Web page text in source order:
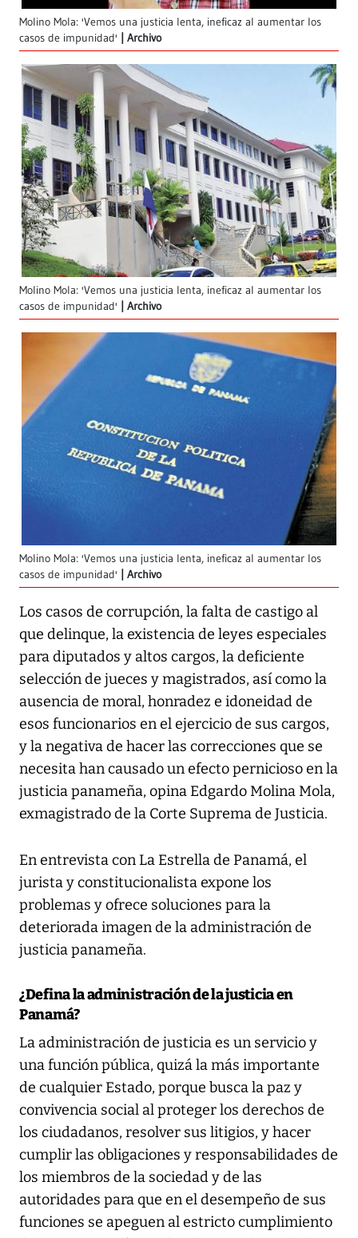
Molino Mola: 'Vemos una justicia lenta, ineficaz al aumentar los
casos de impunidad'
Archivo
Molino Mola: 'Vemos una justicia lenta, ineficaz al aumentar los
casos de impunidad'
Archivo
Molino Mola: 'Vemos una justicia lenta, ineficaz al aumentar los
casos de impunidad'
Archivo
Los casos de corrupción, la falta de castigo al
que delinque, la existencia de leyes especiales
para diputados y altos cargos, la deficiente
selección de jueces y magistrados, así como la
ausencia de moral, honradez e idoneidad de
esos funcionarios en el ejercicio de sus cargos,
y la negativa de hacer las correcciones que se
necesita han causado un efecto pernicioso en la
justicia panameña, opina Edgardo Molina Mola,
exmagistrado de la Corte Suprema de Justicia.
En entrevista con La Estrella de Panamá, el
jurista y constitucionalista expone los
problemas y ofrece soluciones para la
deteriorada imagen de la administración de
justicia panameña.
¿Defina la administración de la justicia en
Panamá?
La administración de justicia es un servicio y
una función pública, quizá la más importante
de cualquier Estado, porque busca la paz y
convivencia social al proteger los derechos de
los ciudadanos, resolver sus litigios, y hacer
cumplir las obligaciones y responsabilidades de
los miembros de la sociedad y de las
autoridades para que en el desempeño de sus
funciones se apeguen al estricto cumplimiento